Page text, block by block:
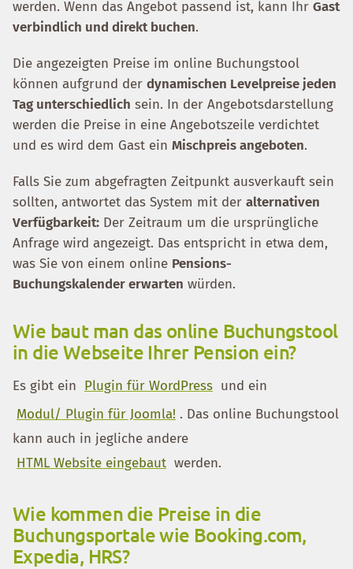
werden. Wenn das Angebot passend ist, kann Ihr Gast
verbindlich und direkt buchen.
Die angezeigten Preise im online Buchungstool
können aufgrund der dynamischen Levelpreise jeden
Tag unterschiedlich sein. In der Angebotsdarstellung
werden die Preise in eine Angebotszeile verdichtet
und es wird dem Gast ein Mischpreis angeboten.
Falls Sie zum abgefragten Zeitpunkt ausverkauft sein
sollten, antwortet das System mit der alternativen
Verfügbarkeit: Der Zeitraum um die ursprüngliche
Anfrage wird angezeigt. Das entspricht in etwa dem,
was Sie von einem online Pensions-
Buchungskalender erwarten würden.
Wie baut man das online Buchungstool
in die Webseite Ihrer Pension ein?
Es gibt ein Plugin für WordPress und ein
Modul/ Plugin für Joomla! . Das online Buchungstool
kann auch in jegliche andere
HTML Website eingebaut werden.
Wie kommen die Preise in die
Buchungsportale wie Booking.com,
Expedia, HRS?